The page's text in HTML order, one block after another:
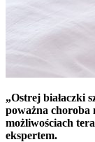
„Ostrej białaczki
poważna choroba
możliwościach
ekspertem.